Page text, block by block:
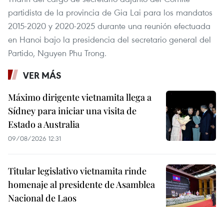
partidista de la provincia de Gia Lai para los mandatos
2015-2020 y 2020-2025 durante una reunión efectuada
en Hanoi bajo la presidencia del secretario general del
Partido, Nguyen Phu Trong.
VER MÁS
Máximo dirigente vietnamita llega a
Sídney para iniciar una visita de
Estado a Australia
09/08/2026 12:31
Titular legislativo vietnamita rinde
homenaje al presidente de Asamblea
Nacional de Laos